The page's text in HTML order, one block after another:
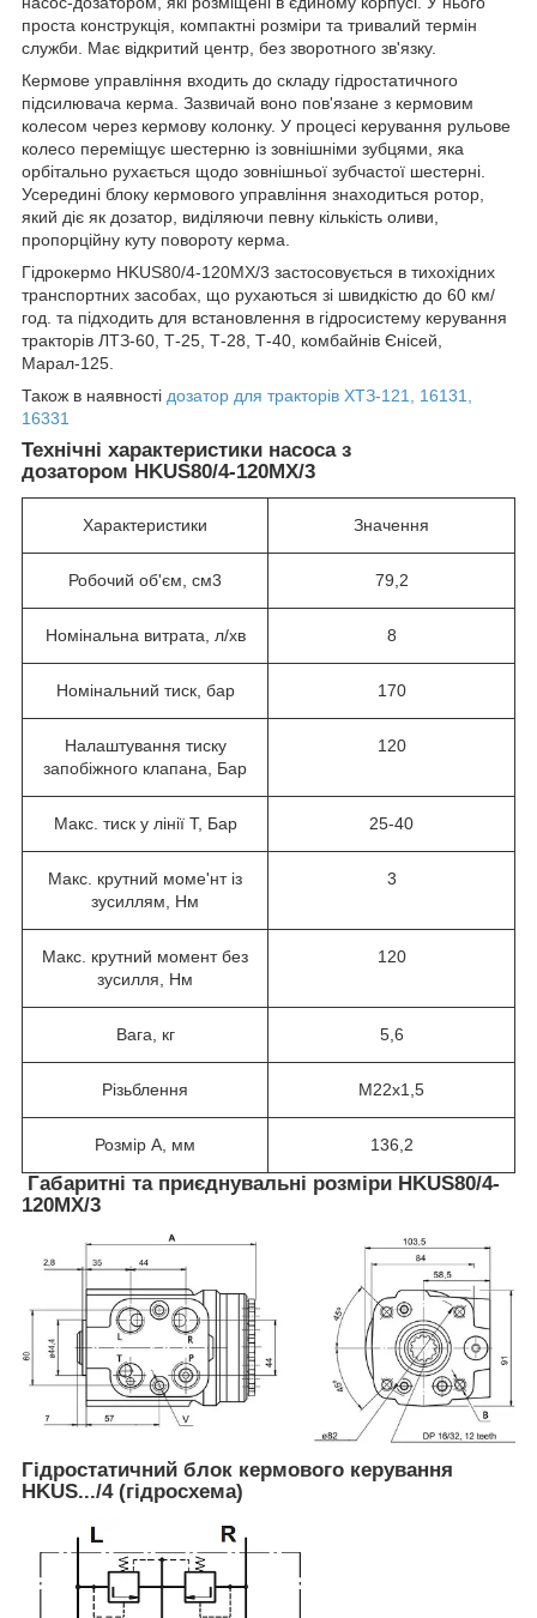
проста конструкція, компактні розміри та тривалий термін
служби. Має відкритий центр, без зворотного зв'язку.
Кермове управління входить до складу гідростатичного
підсилювача керма. Зазвичай воно пов'язане з кермовим
колесом через кермову колонку. У процесі керування рульове
колесо переміщує шестерню із зовнішніми зубцями, яка
орбітально рухається щодо зовнішньої зубчастої шестерні.
Усередині блоку кермового управління знаходиться ротор,
який діє як дозатор, виділяючи певну кількість оливи,
пропорційну куту повороту керма.
Гідрокермо HKUS80/4-120MX/3 застосовується в тихохідних
транспортних засобах, що рухаються зі швидкістю до 60 км/
год. та підходить для встановлення в гідросистему керування
тракторів ЛТЗ-60, Т-25, Т-28, Т-40, комбайнів Єнісей,
Марал-125.
Також в наявності дозатор для тракторів ХТЗ-121, 16131,
16331
Технічні характеристики насоса з
дозатором HKUS80/4-120MX/3
Характеристики Значення
Робочий об'єм, см3 79,2
Номінальна витрата, л/хв 8
Номінальний тиск, бар 170
Налаштування тиску
запобіжного клапана, Бар
120
Макс. тиск у лінії Т, Бар 25-40
Макс. крутний моме'нт із
зусиллям, Нм
3
Макс. крутний момент без
зусилля, Нм
120
Вага, кг 5,6
Різьблення M22x1,5
Розмір А, мм 136,2
Габаритні та приєднувальні розміри HKUS80/4-
120MX/3
Гідростатичний блок кермового керування
HKUS.../4 (гідросхема)